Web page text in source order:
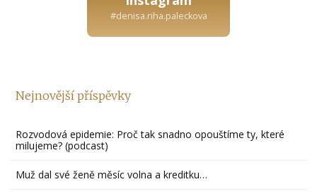
#denisa.riha.paleckova
Nejnovější příspěvky
Rozvodová epidemie: Proč tak snadno opouštíme ty, které
milujeme? (podcast)
Muž dal své ženě měsíc volna a kreditku…